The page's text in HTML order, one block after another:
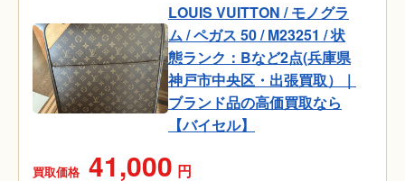
LOUIS VUITTON / モノグラ
ム / ペガス 50 / M23251 / 状
態ランク：Bなど2点(兵庫県
神戸市中央区・出張買取）｜
ブランド品の高価買取なら
【バイセル】
買取価格 41,000 円